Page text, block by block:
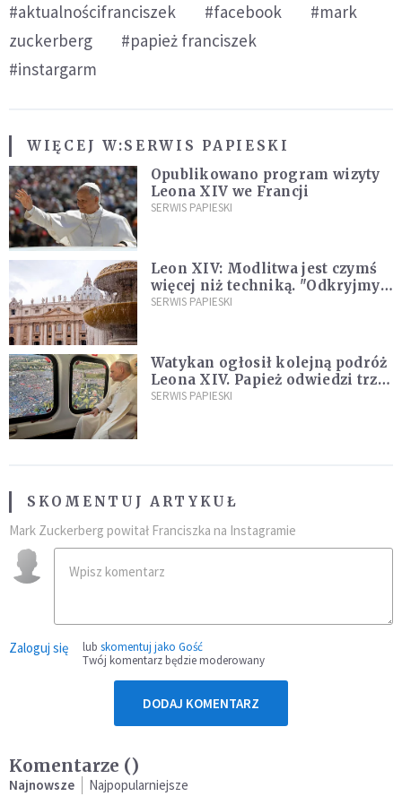
#aktualnościfranciszek #facebook
#mark
zuckerberg
#papież franciszek
#instargarm
WIĘCEJ W:SERWIS PAPIESKI
Opublikowano program wizyty
Leona XIV we Francji
SERWIS PAPIESKI
Leon XIV: Modlitwa jest czymś
więcej niż techniką. "Odkryjmy
ją na nowo"
SERWIS PAPIESKI
Watykan ogłosił kolejną podróż
Leona XIV. Papież odwiedzi trzy
kraje Ameryki Południowej
SERWIS PAPIESKI
SKOMENTUJ ARTYKUŁ
Mark Zuckerberg powitał Franciszka na Instagramie
Zaloguj się lub skomentuj jako Gość
Twój komentarz będzie moderowany
DODAJ KOMENTARZ
Komentarze ()
Najnowsze Najpopularniejsze